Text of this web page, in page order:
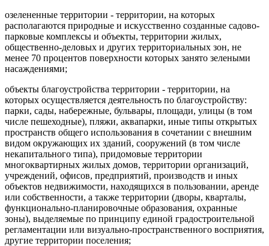
озелененные территории - территории, на которых
располагаются природные и искусственно созданные садово-
парковые комплексы и объекты, территории жилых,
общественно-деловых и других территориальных зон, не
менее 70 процентов поверхности которых занято зелеными
насаждениями;
объекты благоустройства территории - территории, на
которых осуществляется деятельность по благоустройству:
парки, сады, набережные, бульвары, площади, улицы (в том
числе пешеходные), пляжи, аквапарки, иные типы открытых
пространств общего использования в сочетании с внешним
видом окружающих их зданий, сооружений (в том числе
некапитального типа), придомовые территории
многоквартирных жилых домов, территории организаций,
учреждений, офисов, предприятий, производств и иных
объектов недвижимости, находящихся в пользовании, аренде
или собственности, а также территории (дворы, кварталы,
функционально-планировочные образования, охранные
зоны), выделяемые по принципу единой градостроительной
регламентации или визуально-пространственного восприятия,
другие территории поселения;